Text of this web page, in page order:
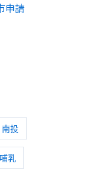
申請
南投
哺乳